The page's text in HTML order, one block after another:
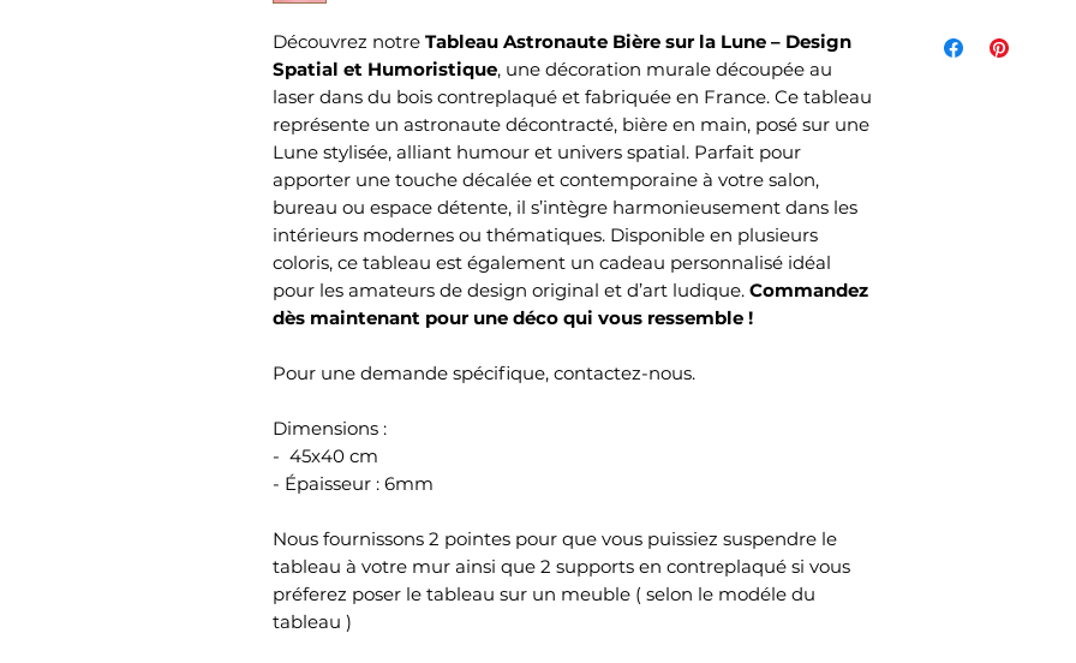
Découvrez notre Tableau Astronaute Bière sur la Lune – Design
Spatial et Humoristique, une décoration murale découpée au
laser dans du bois contreplaqué et fabriquée en France. Ce tableau
représente un astronaute décontracté, bière en main, posé sur une
Lune stylisée, alliant humour et univers spatial. Parfait pour
apporter une touche décalée et contemporaine à votre salon,
bureau ou espace détente, il s’intègre harmonieusement dans les
intérieurs modernes ou thématiques. Disponible en plusieurs
coloris, ce tableau est également un cadeau personnalisé idéal
pour les amateurs de design original et d’art ludique. Commandez
dès maintenant pour une déco qui vous ressemble !
Pour une demande spécifique, contactez-nous.
Dimensions :
- 45x40 cm
- Épaisseur : 6mm
Nous fournissons 2 pointes pour que vous puissiez suspendre le
tableau à votre mur ainsi que 2 supports en contreplaqué si vous
préferez poser le tableau sur un meuble ( selon le modéle du
tableau )
de l'article et